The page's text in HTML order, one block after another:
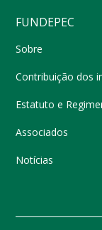
FUNDEPEC
Sobre
Contribuição dos
Estatuto e
Associados
Notícias